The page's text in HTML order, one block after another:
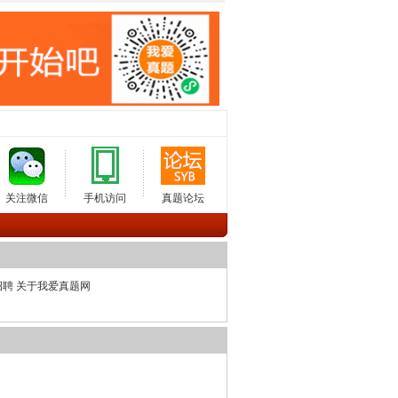
关注微信 手机访问 真题论坛
聘 关于我爱真题网